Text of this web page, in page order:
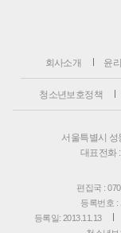
회사소개 윤
청소년보호정책
서울특별시 성
대표전화
편집국 :
등록번호 :
등록일: 2013.11.13